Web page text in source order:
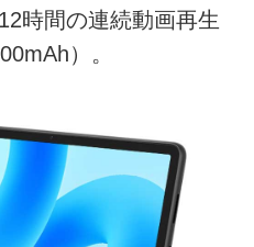
時間の連続動画再生
）。